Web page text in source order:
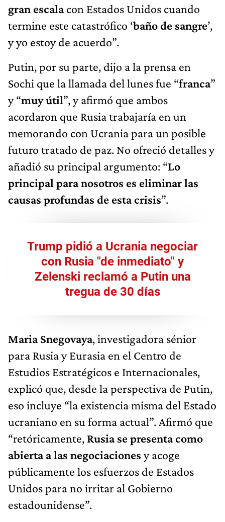
gran escalacon Estados Unidos cuando
termine este catastrófico ‘baño de sangre’,
y yo estoy de acuerdo”.
Putin, por su parte, dijo a la prensa en
Sochi que la llamada del lunes fue “franca”
y “muy útil”, y afirmó que ambos
acordaron que Rusia trabajaría en un
memorando con Ucrania para un posible
futuro tratado de paz. No ofreció detalles y
añadió su principal argumento: “Lo
principal para nosotros es eliminar las
causas profundas de esta crisis”.
Trump pidió a Ucrania negociar
con Rusia "de inmediato" y
Zelenski reclamó a Putin una
tregua de 30 días
Maria Snegovaya, investigadora sénior
para Rusia y Eurasia en el Centro de
Estudios Estratégicos e Internacionales,
explicó que, desde la perspectiva de Putin,
eso incluye “la existencia misma del Estado
ucraniano en su forma actual”. Afirmó que
“retóricamente, Rusia se presenta como
abierta a las negociaciones y acoge
públicamente los esfuerzos de Estados
Unidos para no irritar al Gobierno
estadounidense”.